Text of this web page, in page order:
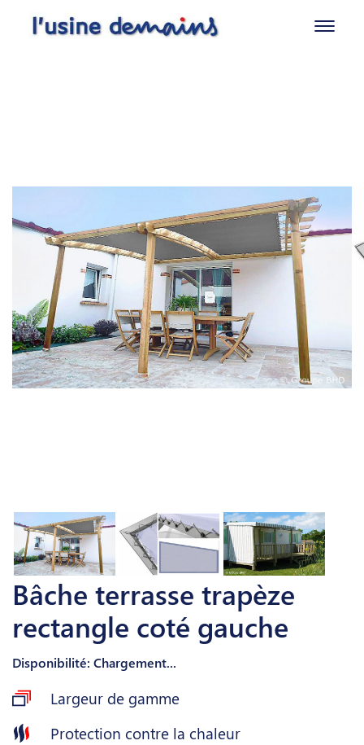
Bâche terrasse trapèze
rectangle coté gauche
Disponibilité: Chargement...
Largeur de gamme
Protection contre la chaleur